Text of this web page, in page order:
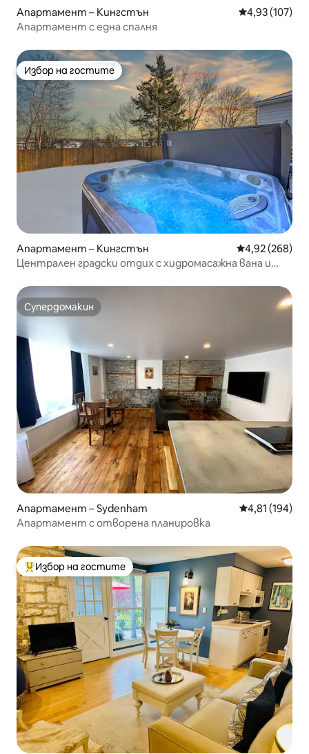
Апартамент – Кингстън Средна
4,93 (107)
Апартамент с една спалня
Избор на гостите
Избор на гостите
Апартамент – Кингстън Средна
4,92 (268)
Централен градски отдих с хидромасажна вана и
Супердомакин
Супердомакин
Апартамент – Sydenham Средна
4,81 (194)
Апартамент с отворена планировка
Най-популярен избор на гостите
Избор на гостите